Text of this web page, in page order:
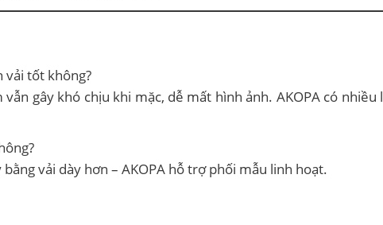
vải tốt không?
gây khó chịu khi mặc, dễ mất hình ảnh. AKOPA có nhiều
vải dày hơn – AKOPA hỗ trợ phối mẫu linh hoạt.